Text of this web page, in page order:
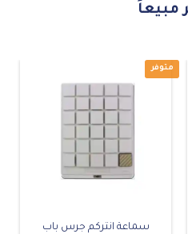
مبيعاً
سماعة انتركم جرس باب